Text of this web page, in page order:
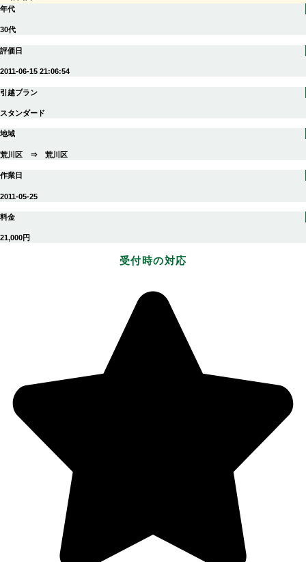
年代
30代
評価日
2011-06-15 21:06:54
引越プラン
スタンダード
地域
荒川区 ⇒ 荒川区
作業日
2011-05-25
料金
21,000円
受付時の対応